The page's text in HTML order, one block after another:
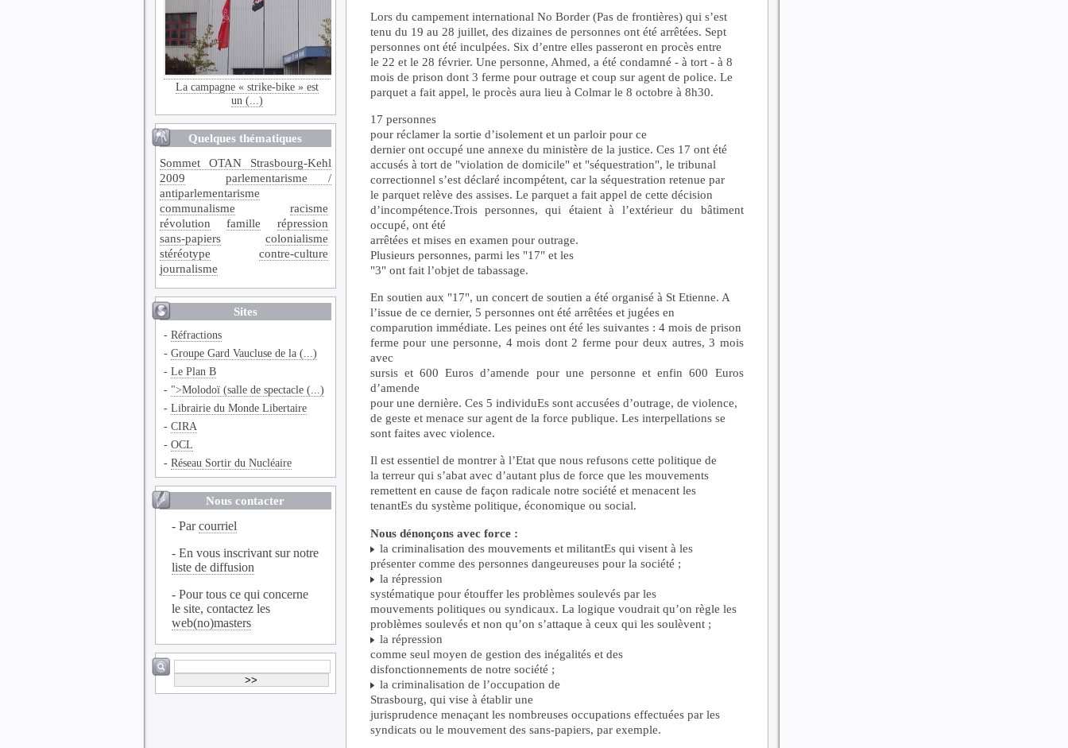
La campagne « strike-bike » est
un (...)
Quelques thématiques
Sommet OTAN Strasbourg-Kehl
2009
parlementarisme /
antiparlementarisme
communalisme
racisme
révolution
famille
répression
sans-papiers
colonialisme
stéréotype
contre-culture
journalisme
Sites
- Réfractions
- Groupe Gard Vaucluse de la (...)
- Le Plan B
- ">Molodoï (salle de spectacle (...)
- Librairie du Monde Libertaire
- CIRA
- OCL
- Réseau Sortir du Nucléaire
Nous contacter
- Parcourriel
- En vous inscrivant sur notre
liste de diffusion
- Pour tous ce qui concerne
le site, contactez les
web(no)masters
Lors du campement international No Border (Pas de frontières) qui s’est
tenu du 19 au 28 juillet, des dizaines de personnes ont été arrêtées. Sept
personnes ont été inculpées. Six d’entre elles passeront en procès entre
le 22 et le 28 février. Une personne, Ahmed, a été condamné - à tort - à 8
mois de prison dont 3 ferme pour outrage et coup sur agent de police. Le
parquet a fait appel, le procès aura lieu à Colmar le 8 octobre à 8h30.
17 personnes
pour réclamer la sortie d’isolement et un parloir pour ce
dernier ont occupé une annexe du ministère de la justice. Ces 17 ont été
accusés à tort de "violation de domicile" et "séquestration", le tribunal
correctionnel s’est déclaré incompétent, car la séquestration retenue par
le parquet relève des assises. Le parquet a fait appel de cette décision
d’incompétence.Trois personnes, qui étaient à l’extérieur du bâtiment
occupé, ont été
arrêtées et mises en examen pour outrage.
Plusieurs personnes, parmi les "17" et les
"3" ont fait l’objet de tabassage.
En soutien aux "17", un concert de soutien a été organisé à St Etienne. A
l’issue de ce dernier, 5 personnes ont été arrêtées et jugées en
comparution immédiate. Les peines ont été les suivantes : 4 mois de prison
ferme pour une personne, 4 mois dont 2 ferme pour deux autres, 3 mois
avec
sursis et 600 Euros d’amende pour une personne et enfin 600 Euros
d’amende
pour une dernière. Ces 5 individuEs sont accusées d’outrage, de violence,
de geste et menace sur agent de la force publique. Les interpellations se
sont faites avec violence.
Il est essentiel de montrer à l’Etat que nous refusons cette politique de
la terreur qui s’abat avec d’autant plus de force que les mouvements
remettent en cause de façon radicale notre société et menacent les
tenantEs du système politique, économique ou social.
Nous dénonçons avec force :
la criminalisation des mouvements et militantEs qui visent à les
présenter comme des personnes dangeureuses pour la société ;
la répression
systématique pour étouffer les problèmes soulevés par les
mouvements politiques ou syndicaux. La logique voudrait qu’on règle les
problèmes soulevés et non qu’on s’attaque à ceux qui les soulèvent ;
la répression
comme seul moyen de gestion des inégalités et des
disfonctionnements de notre société ;
la criminalisation de l’occupation de
Strasbourg, qui vise à établir une
jurisprudence menaçant les nombreuses occupations effectuées par les
syndicats ou le mouvement des sans-papiers, par exemple.